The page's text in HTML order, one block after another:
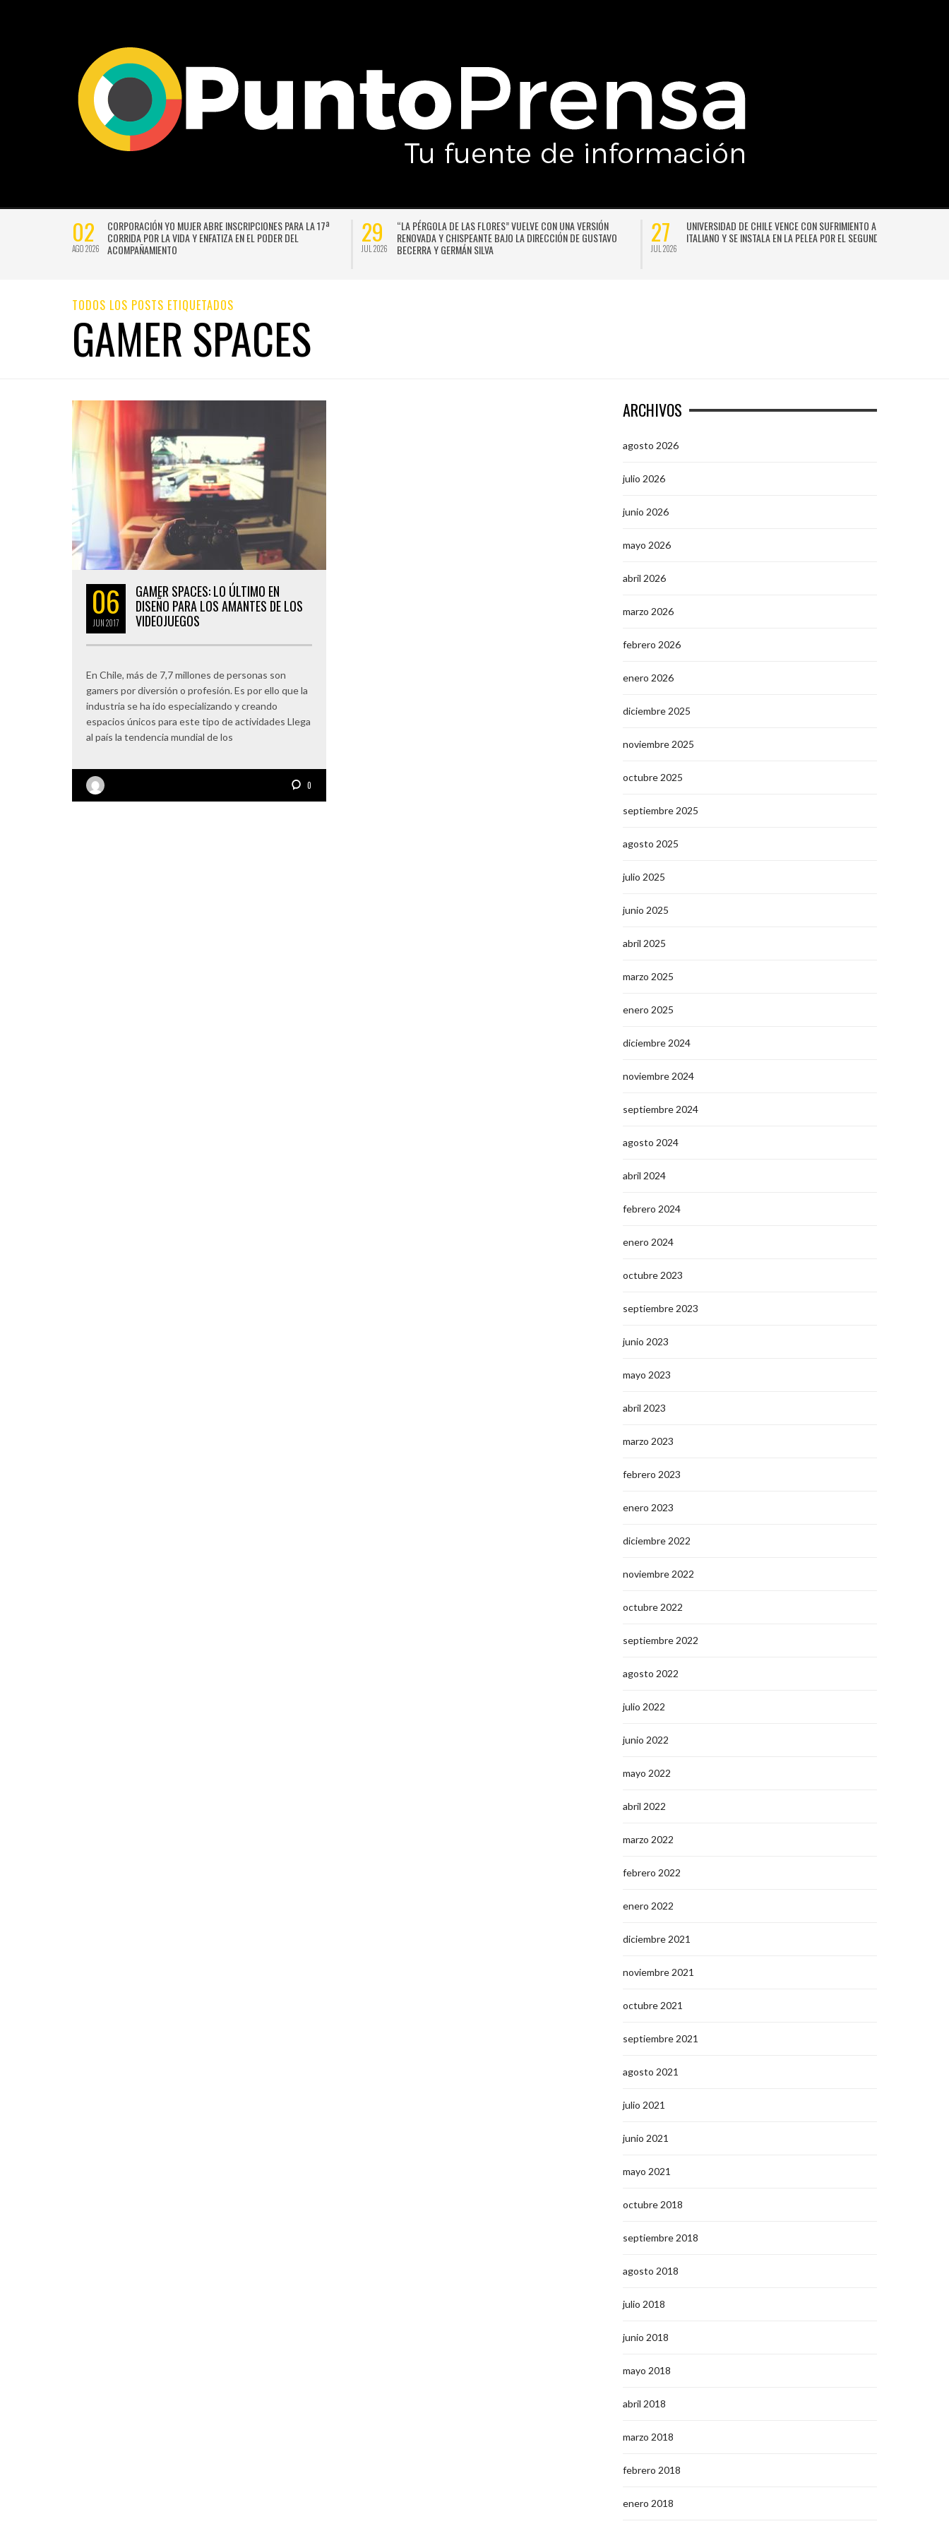
02
AGO 2026
CORPORACIÓN YO MUJER ABRE INSCRIPCIONES PARA LA 17ª
CORRIDA POR LA VIDA Y ENFATIZA EN EL PODER DEL
ACOMPAÑAMIENTO
29
JUL 2026
“LA PÉRGOLA DE LAS FLORES” VUELVE CON UNA VERSIÓN
RENOVADA Y CHISPEANTE BAJO LA DIRECCIÓN DE GUSTAVO
BECERRA Y GERMÁN SILVA
27
JUL 2026
UNIVERSIDAD DE CHILE VENCE CON SUFRIMIENTO A AUDAX
ITALIANO Y SE INSTALA EN LA PELEA POR EL SEGUNDO LUGAR
TODOS LOS POSTS ETIQUETADOS
GAMER SPACES
06
JUN2017
GAMER SPACES: LO ÚLTIMO EN
DISEÑO PARA LOS AMANTES DE LOS
VIDEOJUEGOS
En Chile, más de 7,7 millones de personas son
gamers por diversión o profesión. Es por ello que la
industria se ha ido especializando y creando
espacios únicos para este tipo de actividades Llega
al país la tendencia mundial de los
0
ARCHIVOS
agosto 2026
julio 2026
junio 2026
mayo 2026
abril 2026
marzo 2026
febrero 2026
enero 2026
diciembre 2025
noviembre 2025
octubre 2025
septiembre 2025
agosto 2025
julio 2025
junio 2025
abril 2025
marzo 2025
enero 2025
diciembre 2024
noviembre 2024
septiembre 2024
agosto 2024
abril 2024
febrero 2024
enero 2024
octubre 2023
septiembre 2023
junio 2023
mayo 2023
abril 2023
marzo 2023
febrero 2023
enero 2023
diciembre 2022
noviembre 2022
octubre 2022
septiembre 2022
agosto 2022
julio 2022
junio 2022
mayo 2022
abril 2022
marzo 2022
febrero 2022
enero 2022
diciembre 2021
noviembre 2021
octubre 2021
septiembre 2021
agosto 2021
julio 2021
junio 2021
mayo 2021
octubre 2018
septiembre 2018
agosto 2018
julio 2018
junio 2018
mayo 2018
abril 2018
marzo 2018
febrero 2018
enero 2018